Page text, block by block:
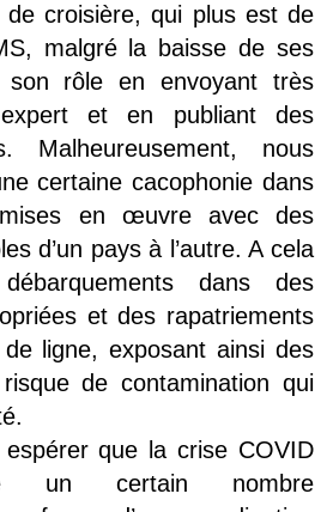
croisière, qui plus est de
malgré la baisse de ses
rôle en envoyant très
et en publiant des
Malheureusement, nous
certaine cacophonie dans
mises en œuvre avec des
d’un pays à l’autre. A cela
dans des
et des rapatriements
ligne, exposant ainsi des
de contamination qui
que la crise COVID
un certain nombre